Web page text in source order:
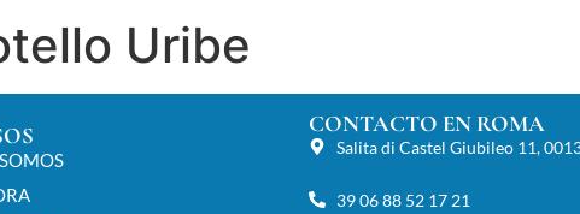
Uribe
CONTACTO EN ROMA
Salita di Castel Giubileo 11,
39 06 88 52 17 21